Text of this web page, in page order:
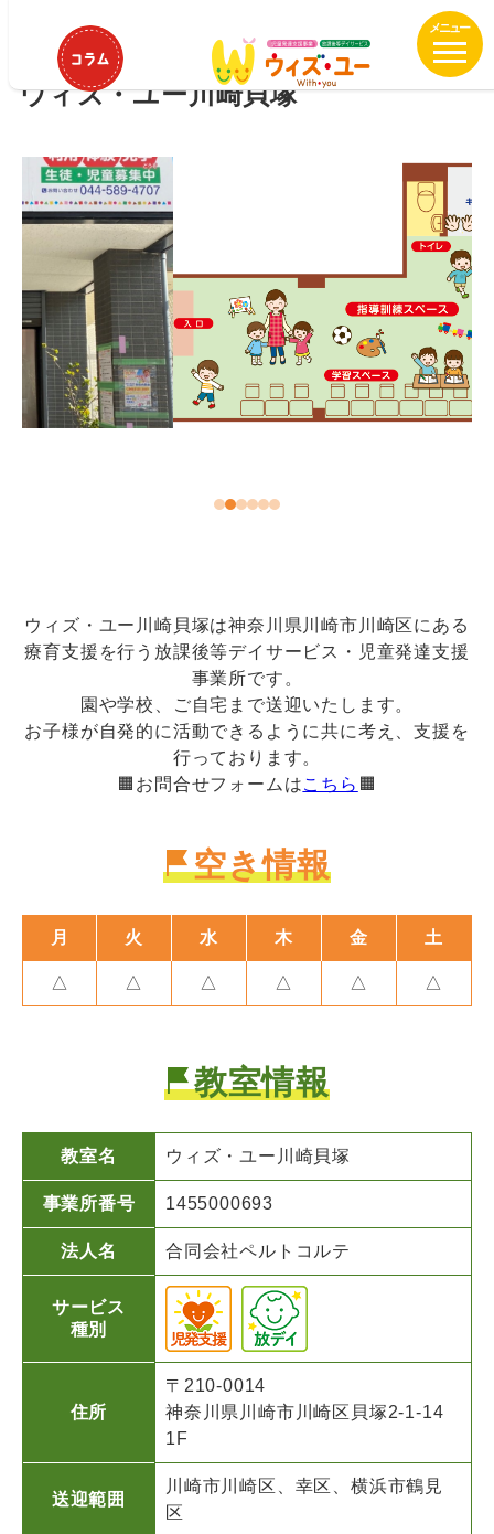
コ
テ
ツ
ウィズ・ユー川崎貝塚
ウィズ・ユー川崎貝塚
ウィズ・ユー川崎貝塚は神奈川県川崎市川崎区にある
療育支援を行う放課後等デイサービス・児童発達支援
事業所です。
園や学校、ご自宅まで送迎いたします。
お子様が自発的に活動できるように共に考え、支援を
行っております。
🟧お問合せフォームはこちら 🟧
空き情報
月 火 水 木 金 土
△ △ △ △ △ △
教室情報
教室名 ウィズ・ユー 川崎貝塚
事業所番号 1455000693
法人名 合同会社ペルトコルテ
サービス
種別
住所
〒210-0014
神奈川県川崎市川崎区貝塚2-1-14
1F
送迎範囲
川崎市川崎区、幸区、横浜市鶴見
区